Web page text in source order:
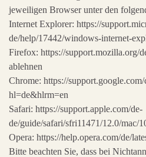
jeweiligen Browser unter den
Internet Explorer: https://
de/help/17442/windows-internet-
Firefox: https://support.mozilla.org/
ablehnen
Chrome: https://
hl=de&hlrm=en
Safari: https://support.apple.com/de-
de/guide/safari/sfri11471/12.0/mac/
Opera: https://help.opera.com/de/
Bitte beachten Sie, dass bei